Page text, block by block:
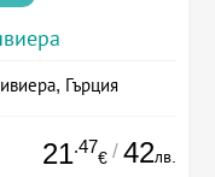
Гърция
21.47
€ / 42лв.